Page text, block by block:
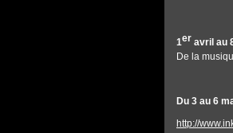
1er avril au
De la
Du 3 au 6
http://